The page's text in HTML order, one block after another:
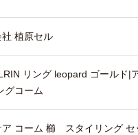
植原セル
リング leopard ゴールド|
グコーム
ア コーム 櫛 スタイリング セ